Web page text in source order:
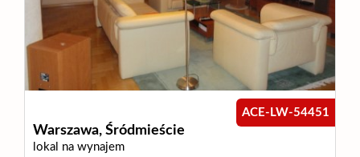
Warszawa, Śródmieście
lokal na wynajem
ACE-LW-54451